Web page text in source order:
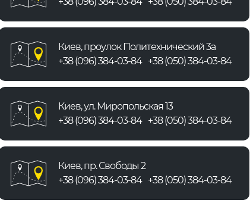
Киев, проулок Политехнический 3а
+38 (096) 384-03-84 +38 (050) 384-03-84
Киев, ул. Миропольская 13
+38 (096) 384-03-84 +38 (050) 384-03-84
Киев, пр. Свободы 2
+38 (096) 384-03-84 +38 (050) 384-03-84